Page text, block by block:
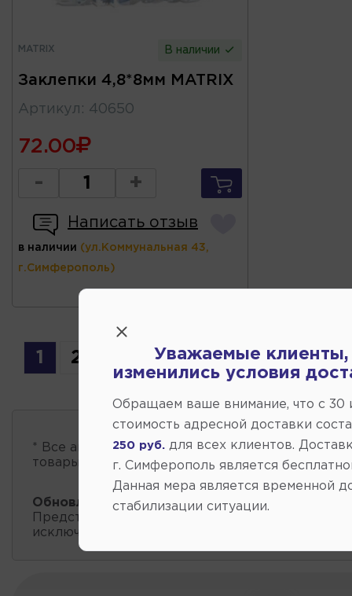
MATRIX В наличии
Заклепки 4,8*8мм MATRIX
Артикул : 40650
72.00
- +
Написать отзыв
в наличии (ул.Коммунальная 43,
г.Симферополь)
1 2
* Все автозапчастиесть в наличии, обновление
товары проходит несколько раз в сутки.
Обновление остатков и цен: 07:21 2026-08-09
Представленные данные о запчастях на этой
исключительно информационный характер.
Уважаемые клиенты,
изменились условия
Обращаем ваше внимание, что c 30
стоимость адресной доставки
250 руб.
для всех клиентов.
г. Симферополь является
Данная мера является временной
стабилизации ситуации.